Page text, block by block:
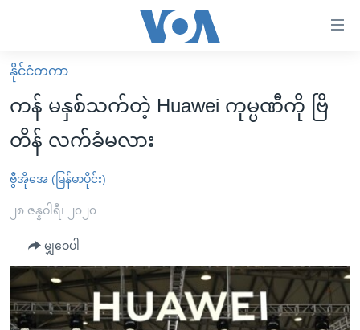
လွယ်ကူ
စေ
သည့်
များ
ပင်မ
ကျော်
ကြည့်
ရန်
မူလစာမျက်နှာ
မြန်မာ
ကမ္ဘာ့သတင်းများ
နိုင်ငံတကာ
အမေရိကန်
အစ္စရေး-ပါလက်စတိုင်း
ဗွီဒီယို
သတင်းလွတ်လပ်ခွင့်
အင်္ဂလိပ်စာလေ့လာမယ်
အမေရိကန်သုံးအီဒီယံ
မကြေးမုံရဲ့ အင်္ဂလိပ်စာ
အပတ်စဉ်ကဏ္ဍများ
ရေဒီယို
ရေဒီယိုနှင့်ရုပ်သံ အချက်အလက်များ
နိုင်ငံတကာ
ကန် မနှစ်သက်တဲ့ Huawei ကုမ္ပဏီကို ဗြိ
တိန် လက်ခံမလား
ဗွီအိုအေ (မြန်မာပိုင်း)
၂၈ ဇန္နဝါရီ၊ ၂၀၂၀
မျှဝေပါ